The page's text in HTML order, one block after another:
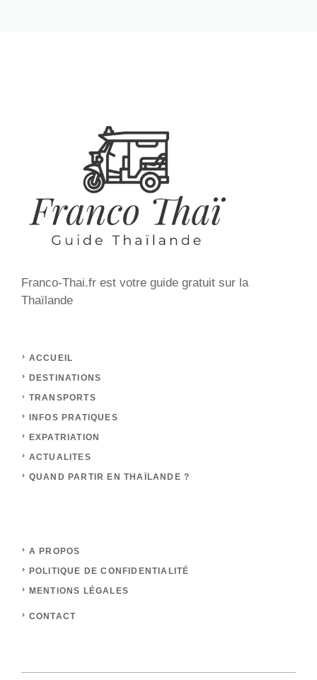
Franco-Thai.fr est votre guide gratuit sur la
Thaïlande
ACCUEIL
DESTINATIONS
TRANSPORTS
INFOS PRATIQUES
EXPATRIATION
ACTUALITES
QUAND PARTIR EN THAÏLANDE ?
A PROPOS
POLITIQUE DE CONFIDENTIALITÉ
MENTIONS LÉGALES
CONTACT